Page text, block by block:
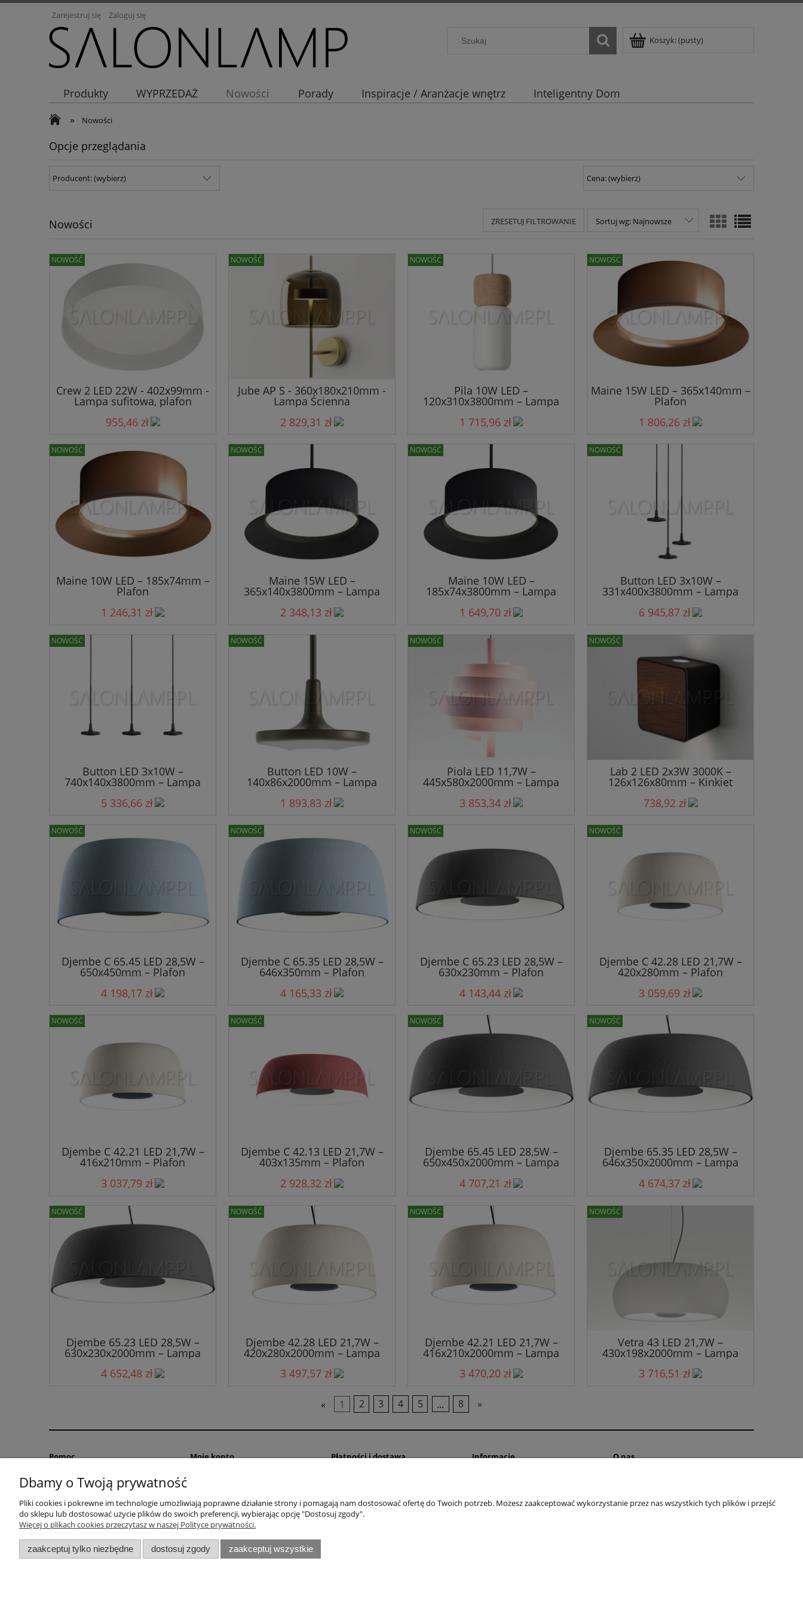
Zarejestruj się Zaloguj się
Koszyk:(pusty)
Produkty WYPRZEDAŻ Nowości Porady Inspiracje / Aranżacje wnętrz Inteligentny Dom
» Nowości
Opcje przeglądania
Producent: (wybierz) Cena: (wybierz)
Nowości Sortuj wg: Najnowsze
ZRESETUJ FILTROWANIE
Crew 2 LED 22W - 402x99mm -
Lampa sufitowa, plafon
955,46 zł
NOWOŚĆ
Jube AP S - 360x180x210mm -
Lampa Ścienna
2 829,31 zł
NOWOŚĆ
Pila 10W LED –
120x310x3800mm – Lampa
1 715,96 zł
NOWOŚĆ
Maine 15W LED – 365x140mm –
Plafon
1 806,26 zł
NOWOŚĆ
Maine 10W LED – 185x74mm –
Plafon
1 246,31 zł
NOWOŚĆ
Maine 15W LED –
365x140x3800mm – Lampa
2 348,13 zł
NOWOŚĆ
Maine 10W LED –
185x74x3800mm – Lampa
1 649,70 zł
NOWOŚĆ
Button LED 3x10W –
331x400x3800mm – Lampa
6 945,87 zł
NOWOŚĆ
Button LED 3x10W –
740x140x3800mm – Lampa
5 336,66 zł
NOWOŚĆ
Button LED 10W –
140x86x2000mm – Lampa
1 893,83 zł
NOWOŚĆ
Piola LED 11,7W –
445x580x2000mm – Lampa
3 853,34 zł
NOWOŚĆ
Lab 2 LED 2x3W 3000K –
126x126x80mm – Kinkiet
738,92 zł
NOWOŚĆ
Djembe C 65.45 LED 28,5W –
650x450mm – Plafon
4 198,17 zł
NOWOŚĆ
Djembe C 65.35 LED 28,5W –
646x350mm – Plafon
4 165,33 zł
NOWOŚĆ
Djembe C 65.23 LED 28,5W –
630x230mm – Plafon
4 143,44 zł
NOWOŚĆ
Djembe C 42.28 LED 21,7W –
420x280mm – Plafon
3 059,69 zł
NOWOŚĆ
Djembe C 42.21 LED 21,7W –
416x210mm – Plafon
3 037,79 zł
NOWOŚĆ
Djembe C 42.13 LED 21,7W –
403x135mm – Plafon
2 928,32 zł
NOWOŚĆ
Djembe 65.45 LED 28,5W –
650x450x2000mm – Lampa
4 707,21 zł
NOWOŚĆ
Djembe 65.35 LED 28,5W –
646x350x2000mm – Lampa
4 674,37 zł
NOWOŚĆ
Djembe 65.23 LED 28,5W –
630x230x2000mm – Lampa
4 652,48 zł
NOWOŚĆ
Djembe 42.28 LED 21,7W –
420x280x2000mm – Lampa
3 497,57 zł
NOWOŚĆ
Djembe 42.21 LED 21,7W –
416x210x2000mm – Lampa
3 470,20 zł
NOWOŚĆ
Vetra 43 LED 21,7W –
430x198x2000mm – Lampa
3 716,51 zł
NOWOŚĆ
« 1 2 3 4 5 ... 8 »
Pomoc
Jak filtrować produkty
Porady
Moje konto
Przechowalnia
Płatności i dostawa Informacje
Oświadczenie o Dostępności
O nas
Dbamy o Twoją prywatność
Pliki cookies i pokrewne im technologie umożliwiają poprawne działanie strony i pomagają nam dostosować ofertę do Twoich potrzeb. Możesz zaakceptować wykorzystanie przez nas wszystkich tych plików i przejść
do sklepu lub dostosować użycie plików do swoich preferencji, wybierając opcję "Dostosuj zgody".
Więcej o plikach cookies przeczytasz w naszej Polityce prywatności.
zaakceptuj tylko niezbędne dostosuj zgody zaakceptuj wszystkie